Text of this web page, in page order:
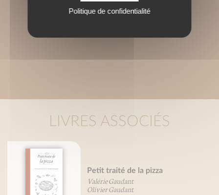
LIVRES ASSOCIÉS
Petit traité de la pizza
Valérie Gaudant
Olivier Gaudant
Politique de confidentialité